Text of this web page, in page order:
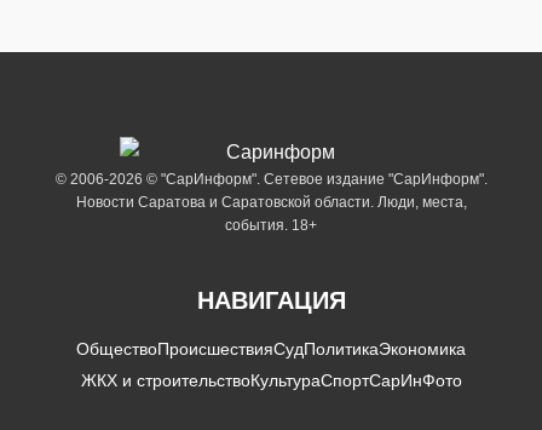
© 2006-2026 © "СарИнформ". Сетевое издание "СарИнформ".
Новости Саратова и Саратовской области. Люди, места,
события. 18+
НАВИГАЦИЯ
ОбществоПроисшествияСудПолитикаЭкономика
ЖКХ и строительствоКультураСпортСарИнФото